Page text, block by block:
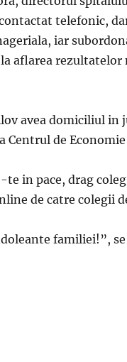
telefonic,
iar
aflarea rezultatelor
avea domiciliul in
Centrul de
te in pace, drag
de catre colegii
familiei!”,